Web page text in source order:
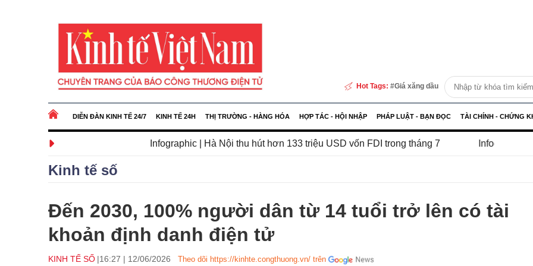
Hot Tags: Giá xăng dầu
DIỄN ĐÀN KINH TẾ 24/7 KINH TẾ 24H THỊ TRƯỜNG - HÀNG HÓA HỢP TÁC - HỘI NHẬP PHÁP LUẬT - BẠN ĐỌC TÀI CHÍNH - CHỨNG
Infographic | Hà Nội thu hút hơn 133 triệu USD vốn FDI trong tháng 7 Infographic | IIP 7 tháng
Kinh tế số
Đến 2030, 100% người dân từ 14 tuổi trở lên có tài
khoản định danh điện tử
KINH TẾ SỐ 16:27 | 12/06/2026 Theo dõi https://kinhte.congthuong.vn/ trên